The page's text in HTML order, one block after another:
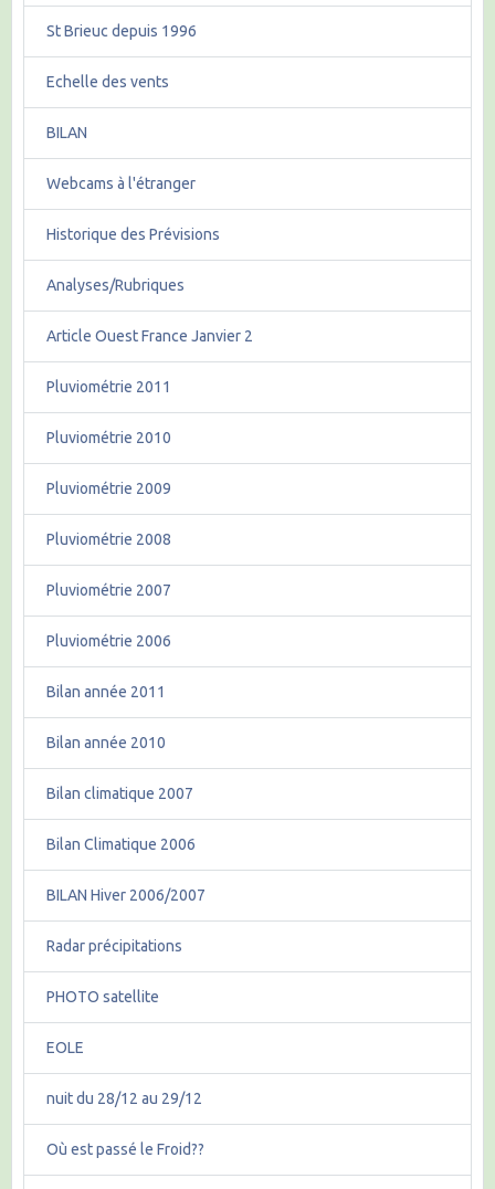
St Brieuc depuis 1996
Echelle des vents
BILAN
Webcams à l'étranger
Historique des Prévisions
Analyses/Rubriques
Article Ouest France Janvier 2
Pluviométrie 2011
Pluviométrie 2010
Pluviométrie 2009
Pluviométrie 2008
Pluviométrie 2007
Pluviométrie 2006
Bilan année 2011
Bilan année 2010
Bilan climatique 2007
Bilan Climatique 2006
BILAN Hiver 2006/2007
Radar précipitations
PHOTO satellite
EOLE
nuit du 28/12 au 29/12
Où est passé le Froid??